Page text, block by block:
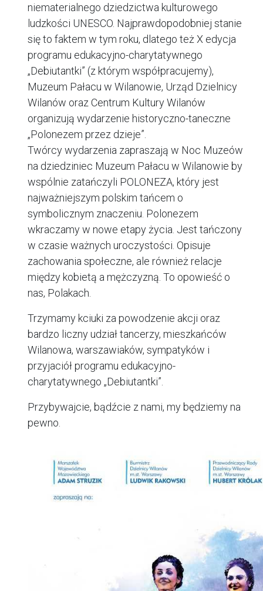
niematerialnego dziedzictwa kulturowego
ludzkości UNESCO. Najprawdopodobniej stanie
się to faktem w tym roku, dlatego też X edycja
programu edukacyjno-charytatywnego
„Debiutantki” (z którym współpracujemy),
Muzeum Pałacu w Wilanowie, Urząd Dzielnicy
Wilanów oraz Centrum Kultury Wilanów
organizują wydarzenie historyczno-taneczne
„Polonezem przez dzieje”.
Twórcy wydarzenia zapraszają w Noc Muzeów
na dziedziniec Muzeum Pałacu w Wilanowie by
wspólnie zatańczyli POLONEZA, który jest
najważniejszym polskim tańcem o
symbolicznym znaczeniu. Polonezem
wkraczamy w nowe etapy życia. Jest tańczony
w czasie ważnych uroczystości. Opisuje
zachowania społeczne, ale również relacje
między kobietą a mężczyzną. To opowieść o
nas, Polakach.
Trzymamy kciuki za powodzenie akcji oraz
bardzo liczny udział tancerzy, mieszkańców
Wilanowa, warszawiaków, sympatyków i
przyjaciół programu edukacyjno-
charytatywnego „Debiutantki”.
Przybywajcie, bądźcie z nami, my będziemy na
pewno.